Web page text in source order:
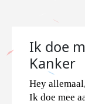
Ik doe
Kanker
Hey
Ik doe mee